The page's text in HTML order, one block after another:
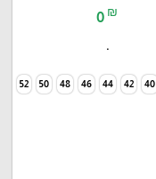
0 ₪
.
40
42
44
46
48
50
52